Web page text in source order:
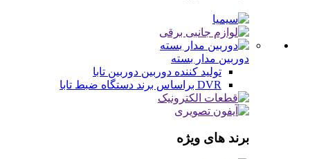
دوربین مدار بسته
تولید کننده دوربین دوربین تابا
DVR براساس برند
دستگاه ضبط تابا
برند های ویژه